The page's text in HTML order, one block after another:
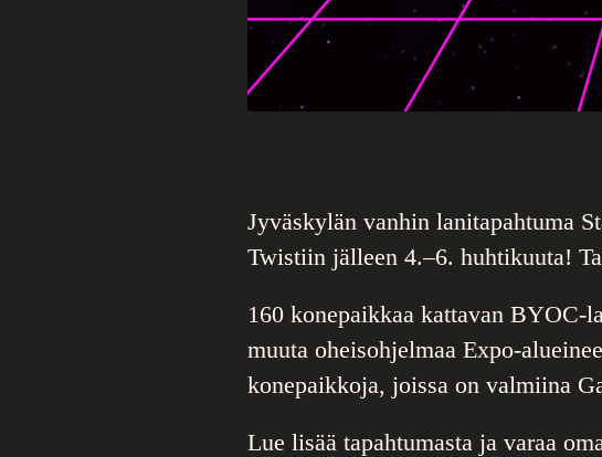
Jyväskylän vanhin lanitapahtuma
Twistiin jälleen 4.–6. huhtikuuta!
160 konepaikkaa kattavan BYOC-
muuta oheisohjelmaa Expo-
konepaikkoja, joissa on valmiina
Lue lisää tapahtumasta ja varaa